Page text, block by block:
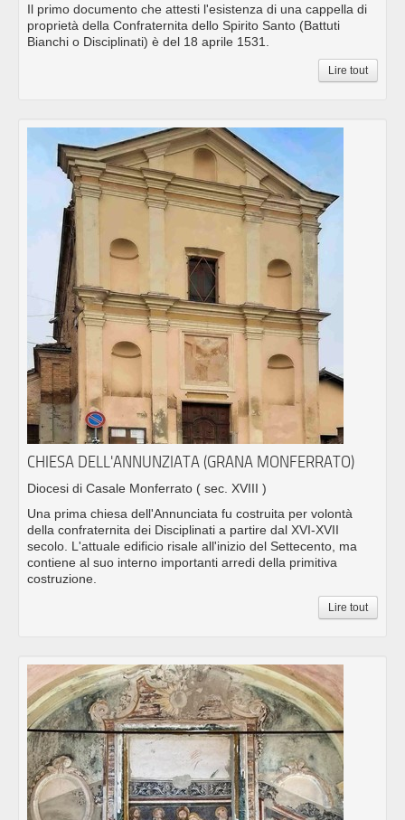
Il primo documento che attesti l'esistenza di una cappella di
proprietà della Confraternita dello Spirito Santo (Battuti
Bianchi o Disciplinati) è del 18 aprile 1531.
Lire tout
CHIESA DELL'ANNUNZIATA (GRANA MONFERRATO)
Diocesi di Casale Monferrato ( sec. XVIII )
Una prima chiesa dell'Annunciata fu costruita per volontà
della confraternita dei Disciplinati a partire dal XVI-XVII
secolo. L'attuale edificio risale all'inizio del Settecento, ma
contiene al suo interno importanti arredi della primitiva
costruzione.
Lire tout